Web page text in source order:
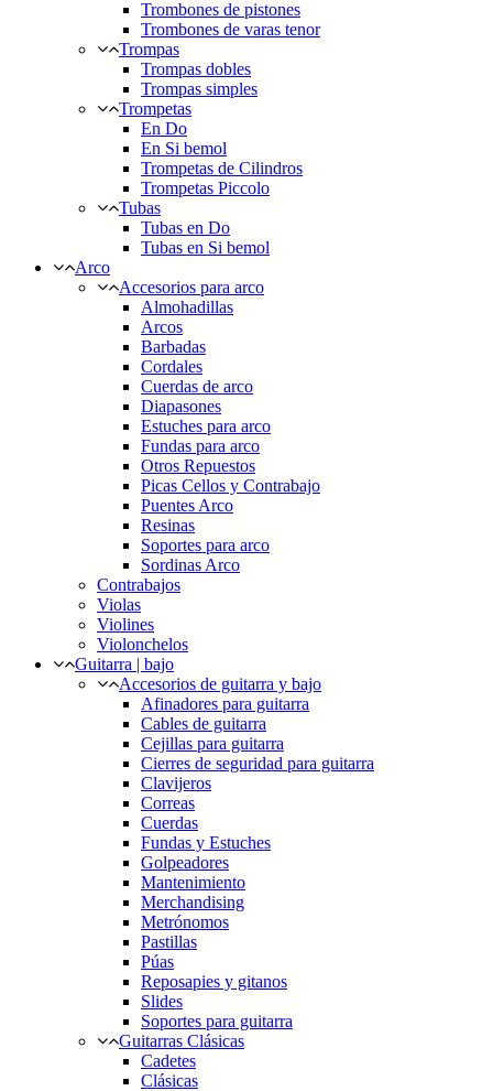
Trombones de pistones
Trombones de varas tenor
Trompas
Trompas dobles
Trompas simples
Trompetas
En Do
En Si bemol
Trompetas de Cilindros
Trompetas Piccolo
Tubas
Tubas en Do
Tubas en Si bemol
Arco
Accesorios para arco
Almohadillas
Arcos
Barbadas
Cordales
Cuerdas de arco
Diapasones
Estuches para arco
Fundas para arco
Otros Repuestos
Picas Cellos y Contrabajo
Puentes Arco
Resinas
Soportes para arco
Sordinas Arco
Contrabajos
Violas
Violines
Violonchelos
Guitarra | bajo
Accesorios de guitarra y bajo
Afinadores para guitarra
Cables de guitarra
Cejillas para guitarra
Cierres de seguridad para guitarra
Clavijeros
Correas
Cuerdas
Fundas y Estuches
Golpeadores
Mantenimiento
Merchandising
Metrónomos
Pastillas
Púas
Reposapies y gitanos
Slides
Soportes para guitarra
Guitarras Clásicas
Cadetes
Clásicas